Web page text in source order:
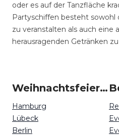
oder es auf der Tanzfläche
Partyschiffen besteht
zu veranstalten als auch eine
herausragenden Getränken
Weihnachtsfeiern um Langhagen
Hamburg
Lübeck
Berlin